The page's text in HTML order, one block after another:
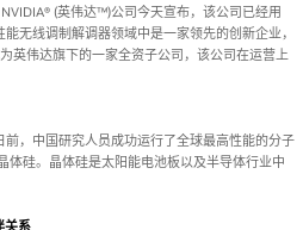
(英伟达™)公司今天宣布，该公司已经用
无线调制解调器领域中是一家领先的创新企业，
英伟达旗下的一家全资子公司，该公司在运营上
，中国研究人员成功运行了全球最高性能的分子
硅。晶体硅是太阳能电池板以及半导体行业中
关系